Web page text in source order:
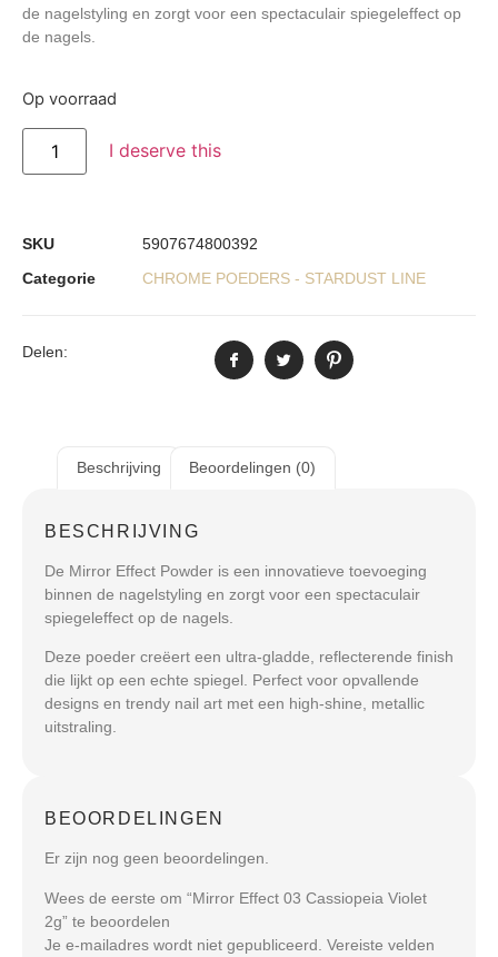
de nagelstyling en zorgt voor een spectaculair spiegeleffect op
de nagels.
Op voorraad
I deserve this
SKU
5907674800392
Categorie
CHROME POEDERS - STARDUST LINE
Delen:
Beschrijving Beoordelingen (0)
BESCHRIJVING
De Mirror Effect Powder is een innovatieve toevoeging
binnen de nagelstyling en zorgt voor een spectaculair
spiegeleffect op de nagels.
Deze poeder creëert een ultra-gladde, reflecterende finish
die lijkt op een echte spiegel. Perfect voor opvallende
designs en trendy nail art met een high-shine, metallic
uitstraling.
BEOORDELINGEN
Er zijn nog geen beoordelingen.
Wees de eerste om “Mirror Effect 03 Cassiopeia Violet
2g” te beoordelen
Je e-mailadres wordt niet gepubliceerd. Vereiste velden